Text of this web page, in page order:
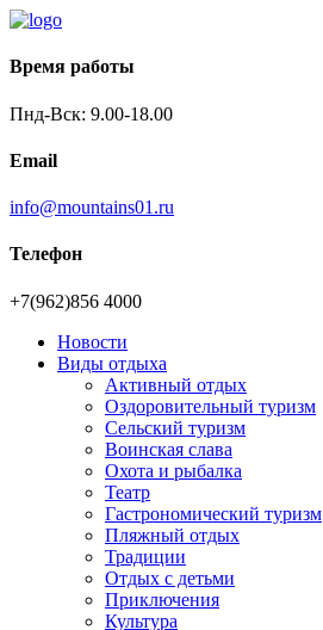
Время работы
Пнд-Вск: 9.00-18.00
Email
info@mountains01.ru
Телефон
+7(962)856 4000
Новости
Виды отдыха
Активный отдых
Оздоровительный туризм
Сельский туризм
Воинская слава
Охота и рыбалка
Театр
Гастрономический туризм
Пляжный отдых
Традиции
Отдых с детьми
Приключения
Культура